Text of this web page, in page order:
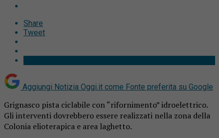
Share
Tweet
Aggiungi Notizia Oggi.it come Fonte preferita su Google
Grignasco pista ciclabile con “rifornimento” idroelettrico.
Gli interventi dovrebbero essere realizzati nella zona della
Colonia elioterapica e area laghetto.